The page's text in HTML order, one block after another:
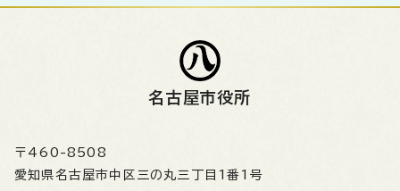
名古屋市役所
〒460-8508
愛知県名古屋市中区三の丸三丁目1番1号